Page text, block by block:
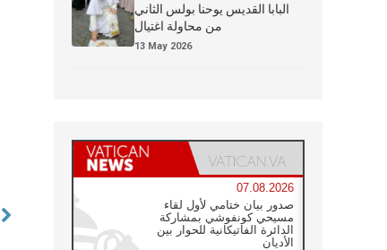
البابا القديس يوحنا بولس الثاني
من محاولة اغتيال
13 May 2026
07.08.2026
صدور بيان ختامي لأول لقاء
مسيحي كونفوشي بمشاركة
الدائرة الفاتيكانية للحوار بين
الأديان